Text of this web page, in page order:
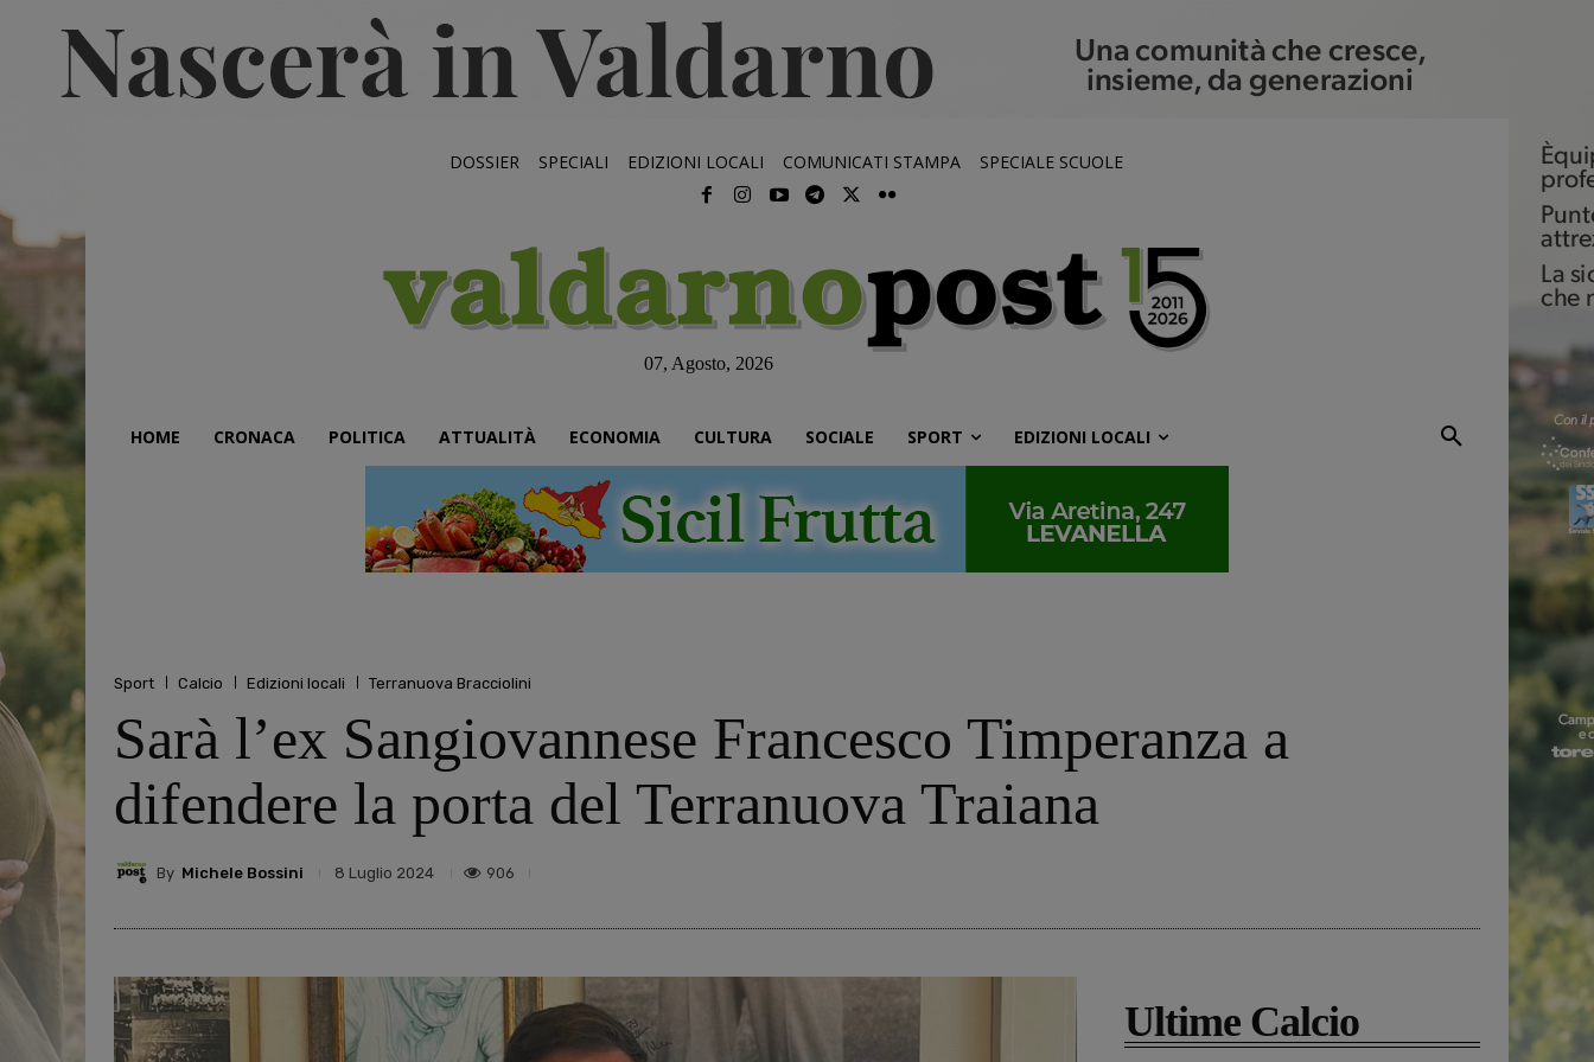
DOSSIER SPECIALI EDIZIONI LOCALI COMUNICATI STAMPA SPECIALE SCUOLE
07, Agosto, 2026
HOME CRONACA POLITICA ATTUALITÀ ECONOMIA CULTURA SOCIALE SPORT EDIZIONI LOCALI
Sport Calcio Edizioni locali Terranuova Bracciolini
Sarà l’ex Sangiovannese Francesco Timperanza a
difendere la porta del Terranuova Traiana
By Michele Bossini 8 Luglio 2024 906
Ultime Calcio